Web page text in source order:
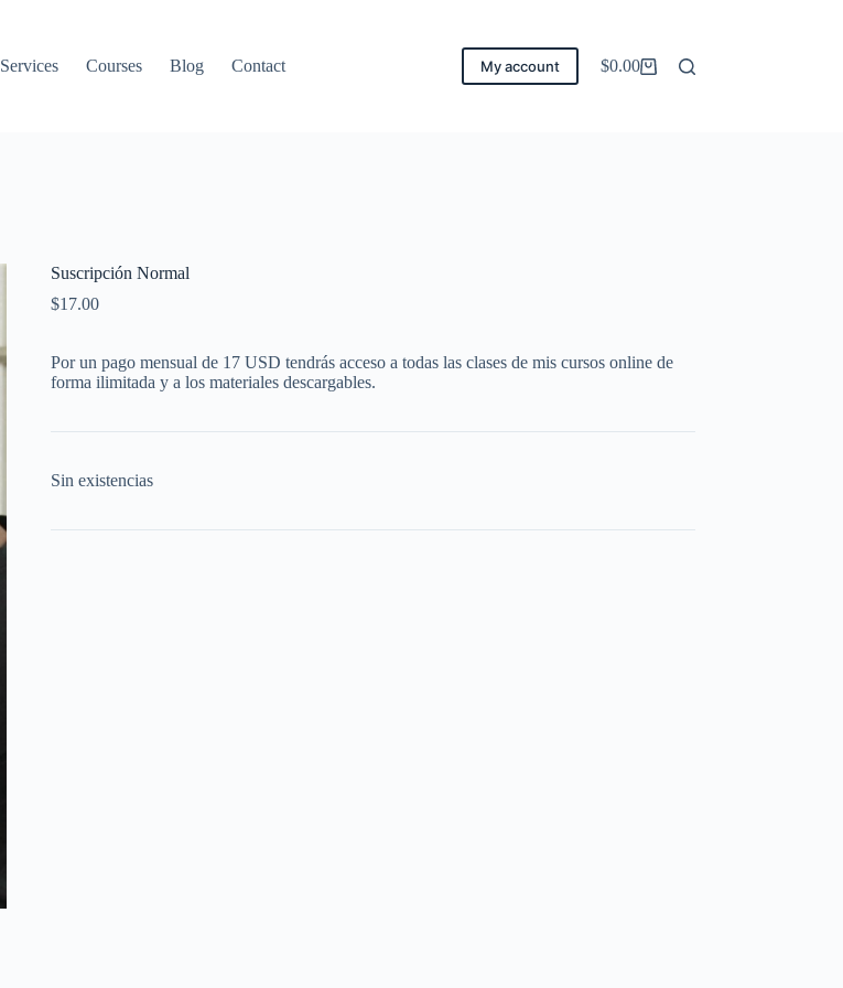
Services Courses Blog Contact My account
Carro
$0.00
Suscripción Normal
$17.00
Por un pago mensual de 17 USD tendrás acceso a todas las clases de mis cursos online de
forma ilimitada y a los materiales descargables.
Sin existencias